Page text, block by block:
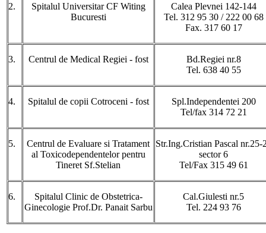
2.
Spitalul Universitar CF Witing
Bucuresti
Calea Plevnei 142-144
Tel. 312 95 30 / 222 00 68
Fax. 317 60 17
3. Centrul de Medical Regiei - fost
Bd.Regiei nr.8
Tel. 638 40 55
4. Spitalul de copii Cotroceni - fost
Spl.Independentei 200
Tel/fax 314 72 21
5.
Centrul de Evaluare si Tratament
al Toxicodependentelor pentru
Tineret Sf.Stelian
Str.Ing.Cristian Pascal nr.25-
sector 6
Tel/Fax 315 49 61
6.
Spitalul Clinic de Obstetrica-
Ginecologie Prof.Dr. Panait Sarbu
Cal.Giulesti nr.5
Tel. 224 93 76